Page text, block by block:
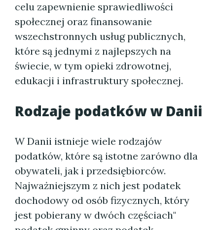
celu zapewnienie sprawiedliwości
społecznej oraz finansowanie
wszechstronnych usług publicznych,
które są jednymi z najlepszych na
świecie, w tym opieki zdrowotnej,
edukacji i infrastruktury społecznej.
Rodzaje podatków w Danii
W Danii istnieje wiele rodzajów
podatków, które są istotne zarówno dla
obywateli, jak i przedsiębiorców.
Najważniejszym z nich jest podatek
dochodowy od osób fizycznych, który
jest pobierany w dwóch częściach"